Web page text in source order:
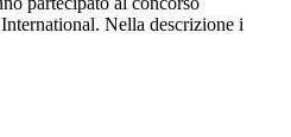
Nella descrizione i